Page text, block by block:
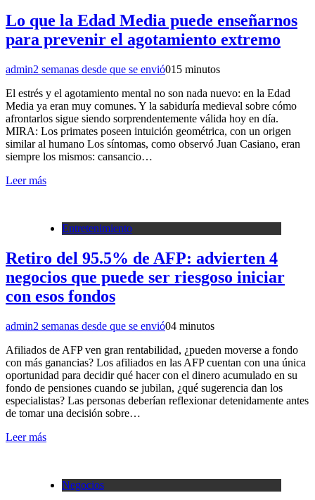
Lo que la Edad Media puede enseñarnos
para prevenir el agotamiento extremo
admin2 semanas desde que se envió015 minutos
El estrés y el agotamiento mental no son nada nuevo: en la Edad
Media ya eran muy comunes. Y la sabiduría medieval sobre cómo
afrontarlos sigue siendo sorprendentemente válida hoy en día.
MIRA: Los primates poseen intuición geométrica, con un origen
similar al humano Los síntomas, como observó Juan Casiano, eran
siempre los mismos: cansancio…
Leer más
Entretenimiento
Retiro del 95.5% de AFP: advierten 4
negocios que puede ser riesgoso iniciar
con esos fondos
admin2 semanas desde que se envió04 minutos
Afiliados de AFP ven gran rentabilidad, ¿pueden moverse a fondo
con más ganancias? Los afiliados en las AFP cuentan con una única
oportunidad para decidir qué hacer con el dinero acumulado en su
fondo de pensiones cuando se jubilan, ¿qué sugerencia dan los
especialistas? Las personas deberían reflexionar detenidamente antes
de tomar una decisión sobre…
Leer más
Negocios